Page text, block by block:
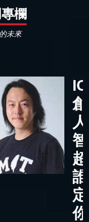
欄
未來
智